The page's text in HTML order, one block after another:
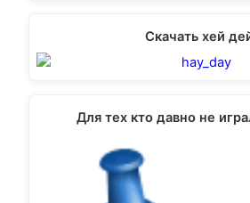
Скачать хей
Для тех кто давно не